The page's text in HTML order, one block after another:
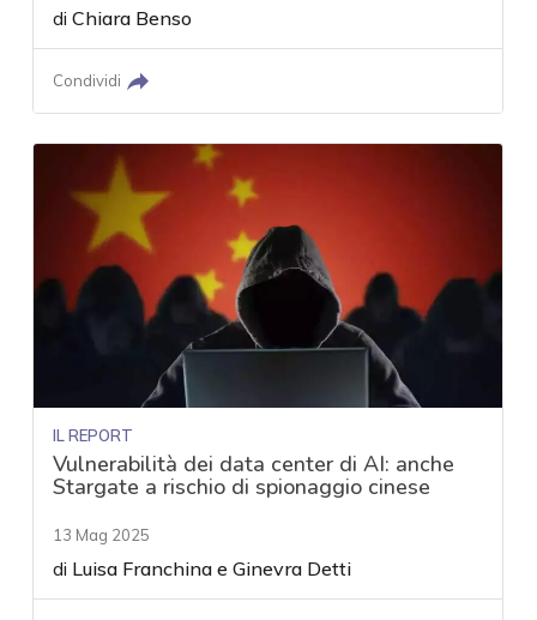
diChiara Benso
Condividi
IL REPORT
Vulnerabilità dei data center di AI: anche
Stargate a rischio di spionaggio cinese
13 Mag 2025
di Luisa Franchina eGinevra Detti